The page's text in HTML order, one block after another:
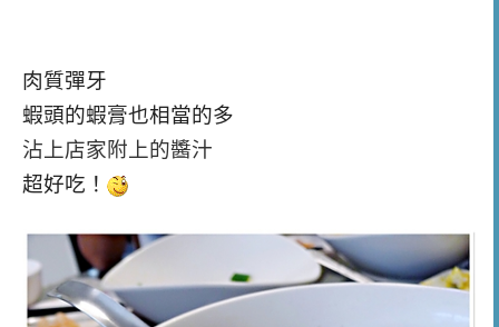
肉質彈牙
蝦頭的蝦膏也相當的多
沾上店家附上的醬汁
超好吃！